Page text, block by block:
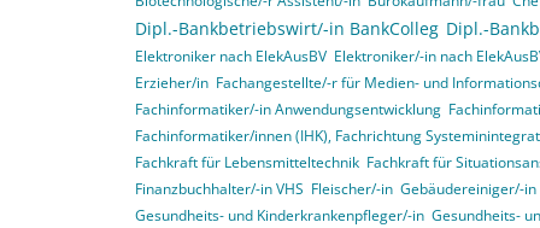
Dipl.-Bankbetriebswirt/-in BankColleg Dipl.-
Elektroniker nach ElekAusBV Elektroniker/-in nach
Erzieher/in Fachangestellte/-r für Medien- und
Fachinformatiker/-in Anwendungsentwicklung
Fachinformatiker/innen (IHK), Fachrichtung
Fachkraft für Lebensmitteltechnik Fachkraft für
Finanzbuchhalter/-in VHS Fleischer/-in Gebäudereiniger/-in
Gesundheits- und Kinderkrankenpfleger/-in Gesundheits-